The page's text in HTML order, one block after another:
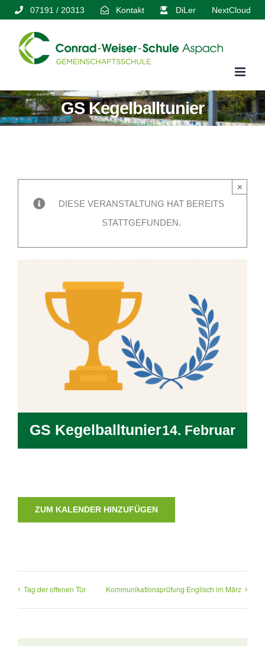
Zum
springen
07191 / 20313 Kontakt DiLer NextCloud
GS Kegelballtunier
DIESE VERANSTALTUNG HAT BEREITS
STATTGEFUNDEN.
×
GS Kegelballtunier14. Februar
ZUM KALENDER HINZUFÜGEN
Tag der offenen Tür Kommunikationsprüfung Englisch im März